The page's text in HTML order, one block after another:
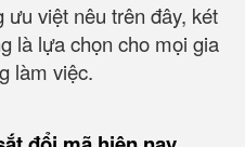
việt nêu trên đây, két
là lựa chọn cho mọi gia
làm việc.